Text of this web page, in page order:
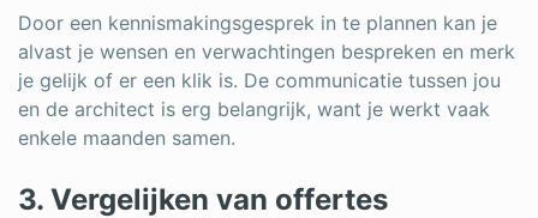
Door een kennismakingsgesprek in te plannen kan je
alvast je wensen en verwachtingen bespreken en merk
je gelijk of er een klik is. De communicatie tussen jou
en de architect is erg belangrijk, want je werkt vaak
enkele maanden samen.
3. Vergelijken van offertes